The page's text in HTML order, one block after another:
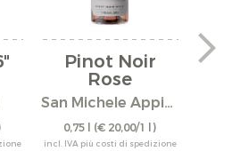
Pinot Noir
Rose
"Fallwind" 2025San Michele Appiano
0,75 l (€ 20,00/1 l)
incl. IVA più costi di spedizione